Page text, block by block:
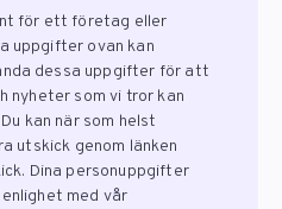
för ett företag eller
uppgifter ovan kan
dessa uppgifter för att
nyheter som vi tror kan
kan när som helst
utskick genom länken
Dina personuppgifter
med vår